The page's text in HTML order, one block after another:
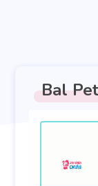
Bal
eşleştirin.